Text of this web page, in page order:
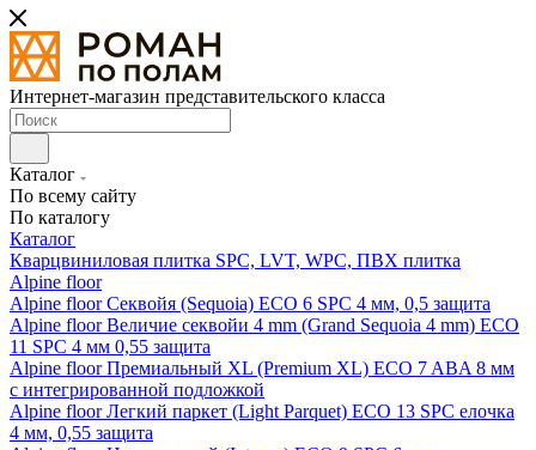
Интернет-магазин представительского класса
Каталог
По всему сайту
По каталогу
Каталог
Кварцвиниловая плитка SPC, LVT, WPC, ПВХ плитка
Alpine floor
Alpine floor Секвойя (Sequoia) ECO 6 SPC 4 мм, 0,5 защита
Alpine floor Величие секвойи 4 mm (Grand Sequoia 4 mm) ECO
11 SPC 4 мм 0,55 защита
Alpine floor Премиальный XL (Premium XL) ECO 7 ABA 8 мм
с интегрированной подложкой
Alpine floor Легкий паркет (Light Parquet) ECO 13 SPC елочка
4 мм, 0,55 защита